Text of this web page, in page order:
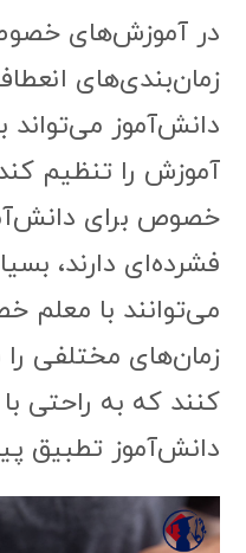
در آموزش‌های
زمان‌بندی‌های
دانش‌آموز می‌تواند
آموزش را تنظیم
خصوص برای
فشرده‌ای دارند،
می‌توانند با
زمان‌های مختلفی
کنند که به راحتی
دانش‌آموز تطبیق